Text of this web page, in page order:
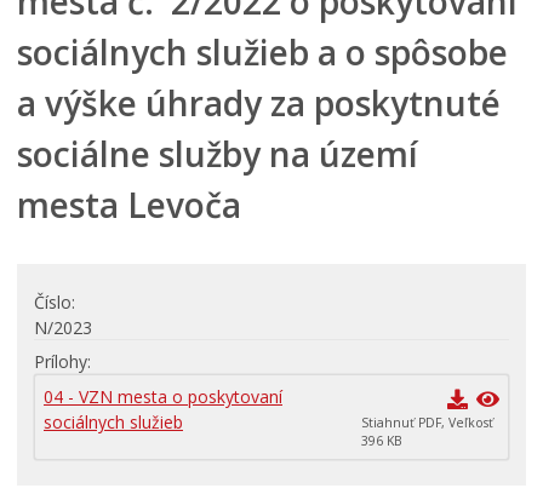
Verejné obstarávania
VOĽBY
Dokumenty mesta
VŠEOBECNE ZÁVÄZNÉ NARIADENIA
NÁVRHY VZN
SCHVÁLENÉ VZN
KONSOLIDOVANÉ VZN
Tlačové správy
Hospodárenie mesta
Transparentné mesto
sociálnych služieb a o spôsobe
a výške úhrady za poskytnuté
sociálne služby na území
mesta Levoča
Číslo
N/2023
Prílohy
04 - VZN mesta o poskytovaní
sociálnych služieb
Stiahnuť PDF, Veľkosť
396 KB